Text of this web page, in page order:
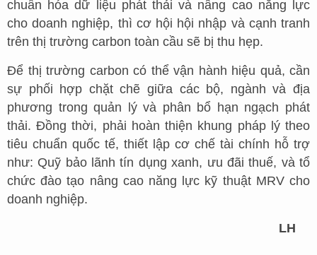
chuẩn hóa dữ liệu phát thải và nâng cao năng lực
cho doanh nghiệp, thì cơ hội hội nhập và cạnh tranh
trên thị trường carbon toàn cầu sẽ bị thu hẹp.
Để thị trường carbon có thể vận hành hiệu quả, cần
sự phối hợp chặt chẽ giữa các bộ, ngành và địa
phương trong quản lý và phân bổ hạn ngạch phát
thải. Đồng thời, phải hoàn thiện khung pháp lý theo
tiêu chuẩn quốc tế, thiết lập cơ chế tài chính hỗ trợ
như: Quỹ bảo lãnh tín dụng xanh, ưu đãi thuế, và tổ
chức đào tạo nâng cao năng lực kỹ thuật MRV cho
doanh nghiệp.
LH